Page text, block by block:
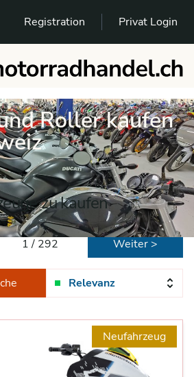
Registration Privat Login
Roller kaufen
zu kaufen
1 / 292 Weiter >
Relevanz
Neufahrzeug